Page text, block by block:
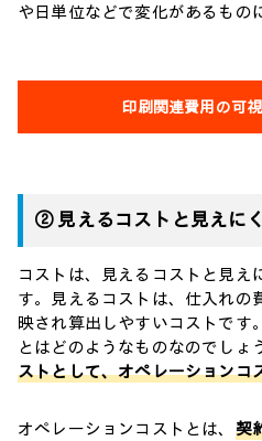
や日単位などで変化があるもの
印刷関連費用の可
② 見えるコストと見えに
コストは、見えるコストと見え
す。見えるコストは、仕入れの
映され算出しやすいコストです
とはどのようなものなのでしょ
ストとして、オペレーションコ
オペレーションコストとは、 契